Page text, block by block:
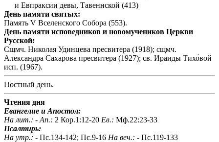
и Евпраксии девы, Тавеннской (413)
День памяти святых:
Память V Вселенского Собора (553).
День памяти исповедников и новомучеников Церкви
Русской:
Сщмч. Николая Удинцева пресвитера (1918); сщмч.
Александра Сахарова пресвитера (1927); св. Ираиды Тихо́вой
исп. (1967).
Постный день.
Чтения дня
Евангелие и Апостол:
На лит.: - Ап.: 2 Кор.1:12-20 Ев.: Мф.22:23-33
Псалтирь:
На утр.: - Пс.134-142; Пс.9-16 На веч.: - Пс.119-133